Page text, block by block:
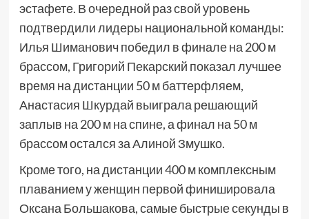
эстафете. В очередной раз свой уровень
подтвердили лидеры национальной команды:
Илья Шиманович победил в финале на 200 м
брассом, Григорий Пекарский показал лучшее
время на дистанции 50 м баттерфляем,
Анастасия Шкурдай выиграла решающий
заплыв на 200 м на спине, а финал на 50 м
брассом остался за Алиной Змушко.
Кроме того, на дистанции 400 м комплексным
плаванием у женщин первой финишировала
Оксана Большакова, самые быстрые секунды в